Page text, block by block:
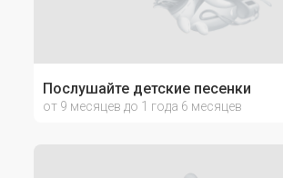
Послушайте детские песенки
от 9 месяцев до 1 года 6 месяцев